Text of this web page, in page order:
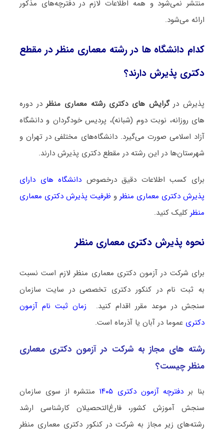
منتشر نمی‌شود و همه اطلاعات لازم در دفترچه‌های مذکور
ارائه می‌شود.
کدام دانشگاه ها در رشته معماری منظر در مقطع
دکتری پذیرش دارند؟
پذیرش درگرایش های دکتری رشته معماری منظر در دوره
های روزانه، نوبت دوم (شبانه)، پردیس خودگردان و دانشگاه
آزاد اسلامی صورت می‌گیرد. دانشگاه‌های مختلفی در تهران و
شهرستان‌ها در این رشته در مقطع دکتری پذیرش دارند.
برای کسب اطلاعات دقیق درخصوص دانشگاه های دارای
پذیرش دکتری معماری منظر و ظرفیت پذیرش دکتری معماری
منظر کلیک کنید.
نحوه پذیرش دکتری معماری منظر
برای شرکت در آزمون دکتری معماری منظر لازم است نسبت
به ثبت نام در کنکور دکتری تخصصی در سایت سازمان
سنجش در موعد مقرر اقدام کنید.
زمان ثبت نام آزمون
دکتری عموما در آبان یا آذرماه است.
رشته­ های مجاز به شرکت در آزمون دکتری معماری
منظر چیست؟
بنا بر دفترچه آزمون دکتری ۱۴۰۵
منتشره از سوی سازمان
سنجش آموزش کشور، فارغ‌التحصیلان کارشناسی ارشد
رشته‌های زیر مجاز به شرکت در کنکور دکتری معماری منظر